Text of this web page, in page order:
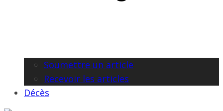
Soumettre un article
Recevoir les articles
Décès